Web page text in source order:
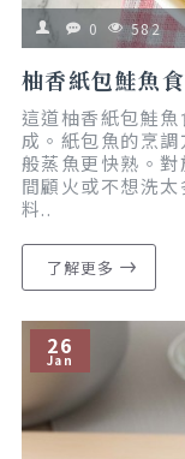
0 582
這道柚香紙包鮭
成。紙包魚的烹
般蒸魚更快熟。
間顧火或不想洗
料..
了解更多
26
Jan